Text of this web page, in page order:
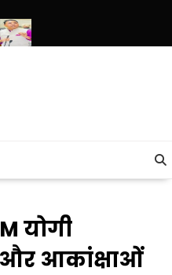
योगी
आकांक्षाओं